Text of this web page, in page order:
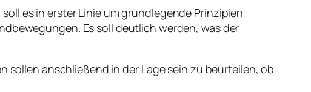
es in erster Linie um grundlegende Prinzipien
Es soll deutlich werden, was der
sollen anschließend in der Lage sein zu beurteilen, ob